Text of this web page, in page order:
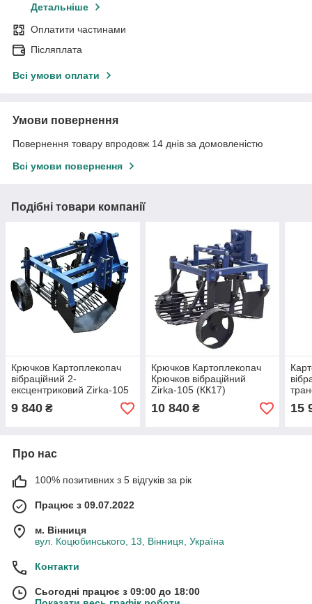
Детальніше
Оплатити частинами
Післяплата
Всі умови оплати
Умови повернення
Повернення товару впродовж 14 днів за домовленістю
Всі умови повернення
Подібні товари компанії
Крючков Картоплекопач
вібраційний 2-
ексцентриковий Zirka-105
(КК9)
9 840 ₴
Крючков Картоплекопач
Крючков вібраційний
Zirka-105 (КК17)
10 840₴ 15
Про нас
100% позитивних з 5 відгуків за рік
Працює з 09.07.2022
м. Вінниця
вул. Коцюбинського, 13, Вінниця, Україна
Контакти
Сьогодні працює з 09:00 до 18:00